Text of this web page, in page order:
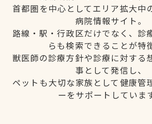
首都圏を中心としてエリア拡大中
病院情報サイト。
路線・駅・行政区だけでなく、診
らも検索できることが特
獣医師の診療方針や診療に対する
事として発信し、
ペットも大切な家族として健康管
ーをサポートしています